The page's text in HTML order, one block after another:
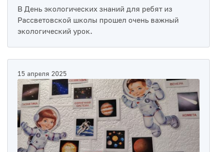
В День экологических знаний для ребят из
Рассветовской школы прошел очень важный
экологический урок.
15 апреля 2025